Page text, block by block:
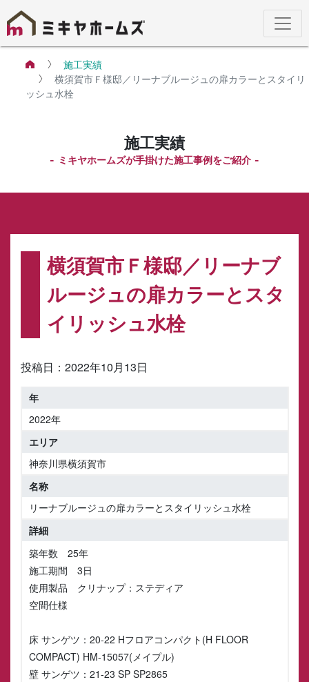
施工実績
横須賀市Ｆ様邸／リーナブルージュの扉カラーとスタイリ
ッシュ水栓
施工実績
ミキヤホームズが手掛けた施工事例をご紹介
横須賀市Ｆ様邸／リーナブ
ルージュの扉カラーとスタ
イリッシュ水栓
投稿日： 2022年10月13日
2022年
神奈川県横須賀市
リーナブルージュの扉カラーとスタイリッシュ水栓
築年数 25年
施工期間 3日
使用製品 クリナップ：ステディア
空間仕様
床 サンゲツ：20-22 Hフロアコンパクト(H FLOOR
COMPACT) HM-15057(メイプル)
壁 サンゲツ：21-23 SP SP2865